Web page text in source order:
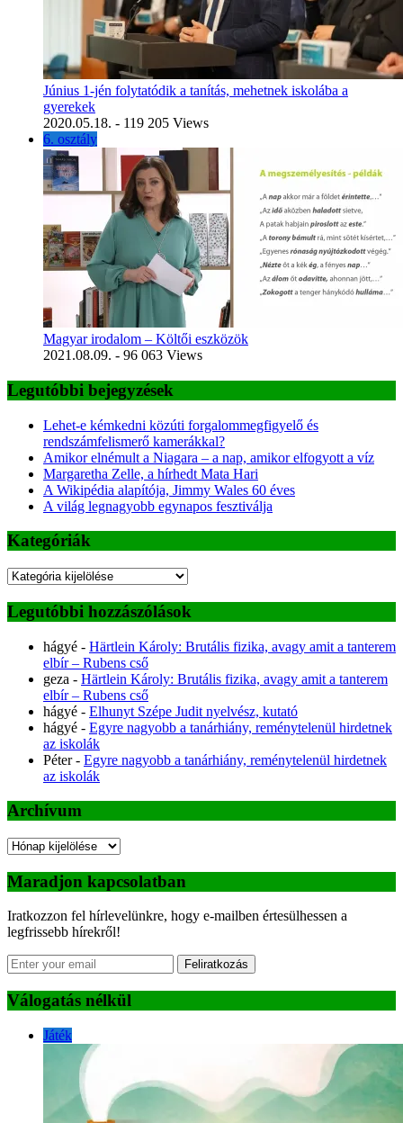
Június 1-jén folytatódik a tanítás, mehetnek iskolába a
gyerekek
2020.05.18. - 119 205 Views
6. osztály
Magyar irodalom – Költői eszközök
2021.08.09. - 96 063 Views
Legutóbbi bejegyzések
Lehet-e kémkedni közúti forgalommegfigyelő és
rendszámfelismerő kamerákkal?
Amikor elnémult a Niagara – a nap, amikor elfogyott a víz
Margaretha Zelle, a hírhedt Mata Hari
A Wikipédia alapítója, Jimmy Wales 60 éves
A világ legnagyobb egynapos fesztiválja
Kategóriák
Kategóriák
Legutóbbi hozzászólások
hágyé - Härtlein Károly: Brutális fizika, avagy amit a tanterem
elbír – Rubens cső
geza - Härtlein Károly: Brutális fizika, avagy amit a tanterem
elbír – Rubens cső
hágyé - Elhunyt Szépe Judit nyelvész, kutató
hágyé - Egyre nagyobb a tanárhiány, reménytelenül hirdetnek
az iskolák
Péter- Egyre nagyobb a tanárhiány, reménytelenül hirdetnek
az iskolák
Archívum
Archívum
Maradjon kapcsolatban
Iratkozzon fel hírlevelünkre, hogy e-mailben értesülhessen a
legfrissebb hírekről!
Feliratkozás
Válogatás nélkül
Játék